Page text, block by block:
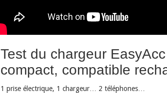
Test du chargeur
compact, compatible
1 prise électrique, 1 chargeur… 2 téléphones…